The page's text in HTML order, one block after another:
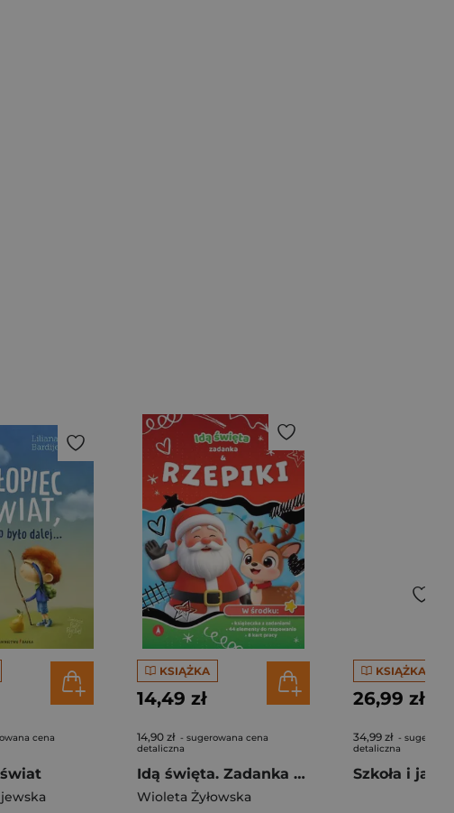
cena
świat
KSIĄŻKA
14,49 zł
14,90 zł - sugerowana cena
detaliczna
Idą święta. Zadanka & rzepiki
Wioleta Żyłowska
KSIĄŻKA
26,99 zł
34,99 zł -
detaliczna